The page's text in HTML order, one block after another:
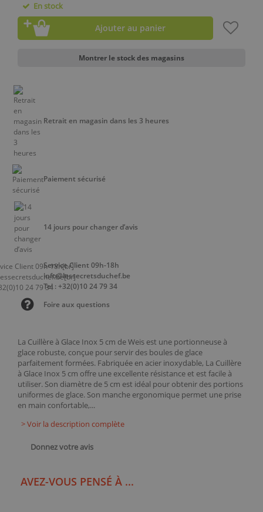
La Cuillère à Glace Inox 5 cm de Weis est une portionneuse à
glace robuste, conçue pour servir des boules de glace
parfaitement formées. Fabriquée en acier inoxydable, La Cuillère
à Glace Inox 5 cm offre une excellente résistance et est facile à
utiliser. Son diamètre de 5 cm est idéal pour obtenir des portions
uniformes de glace. Son manche ergonomique permet une prise
en main confortable,...
> Voir la description complète
Donnez votre avis
En stock
Ajouter au panier
Montrer le stock des magasins
Retrait en magasin dans les 3 heures
Paiement sécurisé
14 jours pour changer d’avis
Service Client 09h-18h
info@lessecretsduchef.be
Tel : +32(0)10 24 79 34
Foire aux questions
AVEZ-VOUS PENSÉ À ...